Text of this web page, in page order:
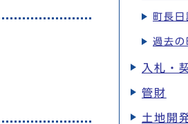
町長日
過去の
入札・
管財
土地開